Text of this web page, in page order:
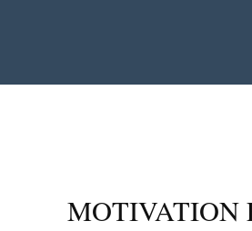
MOTIVATION